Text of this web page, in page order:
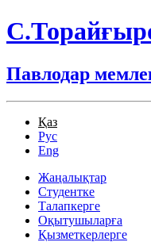
Павлодар
Қаз
Рус
Eng
Жаңалықтар
Студентке
Талапкерге
Оқытушыларға
Қызметкерлерге